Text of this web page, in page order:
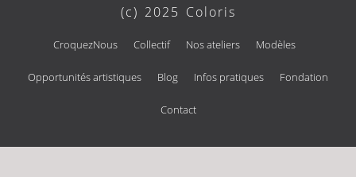
(c) 2025 Coloris
CroquezNous Collectif Nos ateliers Modèles
Opportunités artistiques Blog Infos pratiques Fondation
Contact